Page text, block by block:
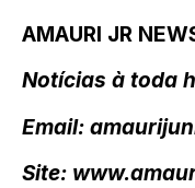
AMAURI JR
Notícias à toda
Email:
Site: